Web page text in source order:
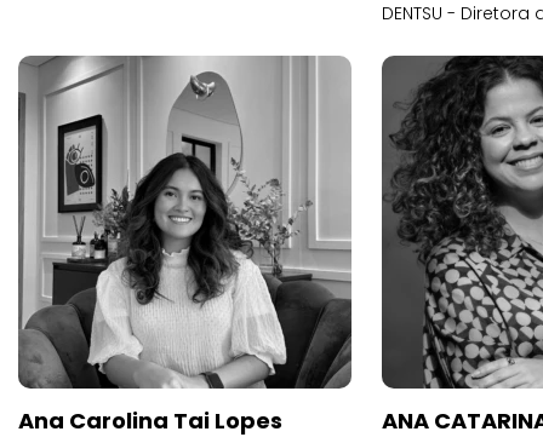
DENTSU -
Ana Carolina Tai Lopes ANA